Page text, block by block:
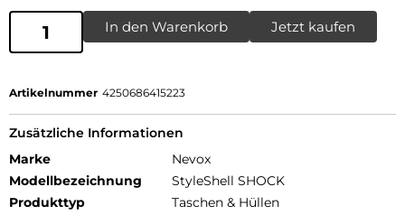
In den Warenkorb Jetzt kaufen
Artikelnummer 4250686415223
Zusätzliche Informationen
Marke
Nevox
Modellbezeichnung
StyleShell SHOCK
Produkttyp
Taschen & Hüllen